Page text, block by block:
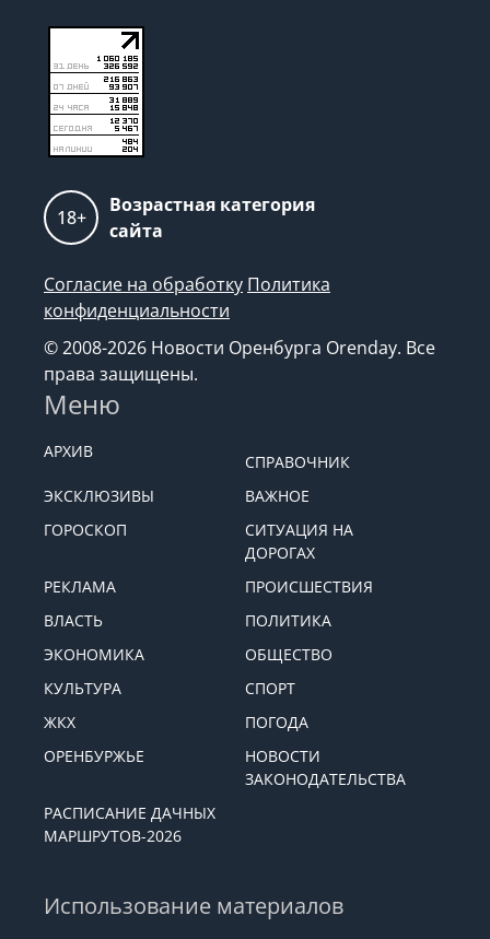
18+
Возрастная категория
сайта
Согласие на обработку Политика
конфиденциальности
© 2008-2026 Новости Оренбурга Orenday. Все
права защищены.
Меню
АРХИВ
СПРАВОЧНИК
ЭКСКЛЮЗИВЫ
ВАЖНОЕ
ГОРОСКОП
СИТУАЦИЯ НА
ДОРОГАХ
РЕКЛАМА
ПРОИСШЕСТВИЯ
ВЛАСТЬ
ПОЛИТИКА
ЭКОНОМИКА
ОБЩЕСТВО
КУЛЬТУРА
СПОРТ
ЖКХ
ПОГОДА
ОРЕНБУРЖЬЕ
НОВОСТИ
ЗАКОНОДАТЕЛЬСТВА
РАСПИСАНИЕ ДАЧНЫХ
МАРШРУТОВ-2026
Использование материалов